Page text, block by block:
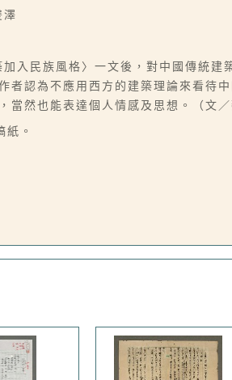
澤
入民族風格〉一文後，對中國傳統
者認為不應用西方的建築理論來看待
當然也能表達個人情感及思想。（文／
紙。